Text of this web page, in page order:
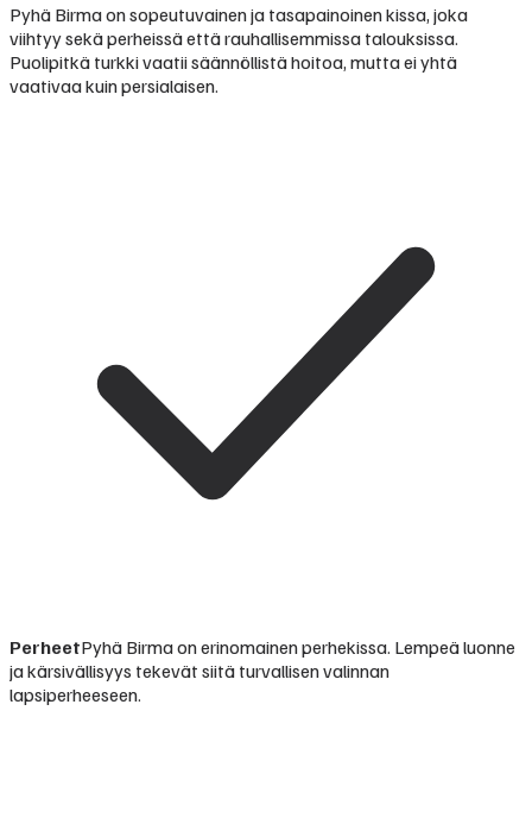
Pyhä Birma on sopeutuvainen ja tasapainoinen kissa, joka
viihtyy sekä perheissä että rauhallisemmissa talouksissa.
Puolipitkä turkki vaatii säännöllistä hoitoa, mutta ei yhtä
vaativaa kuin persialaisen.
PerheetPyhä Birma on erinomainen perhekissa. Lempeä luonne
ja kärsivällisyys tekevät siitä turvallisen valinnan
lapsiperheeseen.